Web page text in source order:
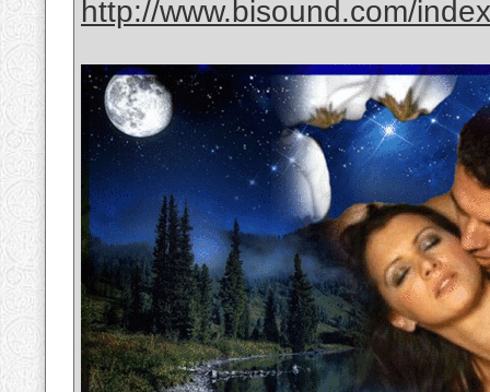
http://www.bisound.com/